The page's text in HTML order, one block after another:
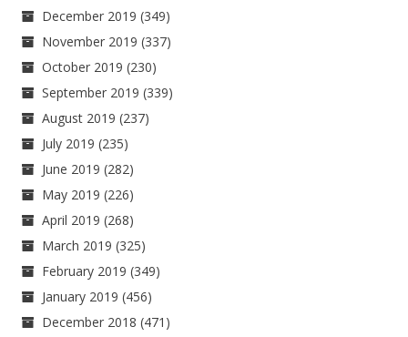
December 2019 (349)
November 2019 (337)
October 2019 (230)
September 2019 (339)
August 2019 (237)
July 2019 (235)
June 2019 (282)
May 2019 (226)
April 2019 (268)
March 2019 (325)
February 2019 (349)
January 2019 (456)
December 2018 (471)